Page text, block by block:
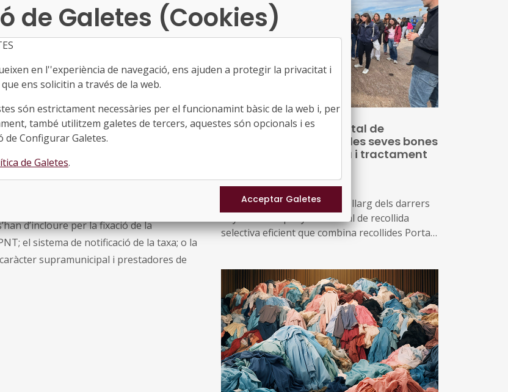
del Ministeri d’Hisenda
i la Direcció General de Tributs), del
General de Qualitat i Avaluació
(FEMP), fa referència al marc
i dona resposta als aspectes
d’aquesta Taxa/PPPNT.
l’àmbit subjectiu d’aplicació,
tenint en compte sistemes de pagament
del cost del servei; la possibilitat
s’han de tenir en compte per la seva
d’incloure per la fixació de la
el sistema de notificació de la taxa; o la
supramunicipal i prestadores de
Visitem el Parc Ambiental de
Bufalvent per conèixer les seves bones
pràctiques en recollida i tractament
●18/02/2026
El Bages ha desenvolupat al llarg dels darrers
anys una campanya comarcal de recollida
selectiva eficient que combina recollides Porta a
de Catalunya amb sistema de contenidors
tancats
És per això que la Federació de Municipis de
Catalunya ha organitzat una jornada de
residus, amb visita a aquest parc, per conèixer
les pràctiques en recollida i tractament de
residus municipals de la comarca del Bages i
de Galetes (Cookies)
en l''experiència de navegació, ens ajuden a protegir la privacitat i
ens solicitin a través de la web.
són estrictament necessàries per el funcionamint bàsic de la web i, per
també utilitzem galetes de tercers, aquestes són opcionals i es
de Configurar Galetes.
de Galetes.